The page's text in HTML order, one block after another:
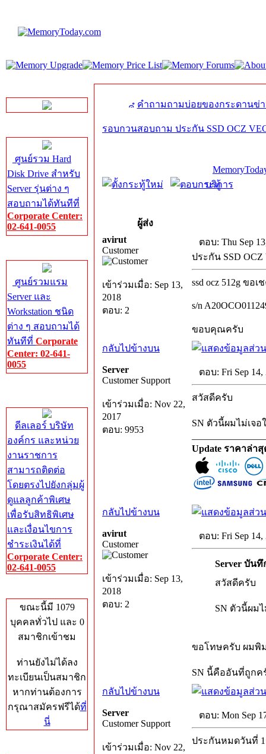
ศูนย์รวม Hard
Disk Drive สำหรับ
Server รุ่นต่าง ๆ
สอบถามได้ทันทีที่
Corporate Center:
02-641-0055
ศูนย์รวมแรม
Server และ
Workstation ชนิด
ต่าง ๆ สอบถามได้
ทันทีที่ Corporate
Center: 02-641-
0055
ดีลเลอร์ บริษัท
องค์กร และหน่วย
งานราชการ
สามารถติดต่อ
โดยตรงไปยังกลุ่มผู้
ดูแลลูกค้าพิเศษ
เพื่อรับสิทธิพิเศษ
และเงื่อนไขการ
ชำระเงินได้ที่
Corporate Center:
02-641-0055
ขณะนี้มี 1079
บุคคลทั่วไป และ 0
สมาชิกเข้าชม
ท่านยังไม่ได้ลง
ทะเบียนเป็นสมาชิก
หากท่านต้องการ
กรุณาสมัครฟรีได้ที่
นี่
คำถามถามบ่อยของกระดานข่
รอบกวนสอบถาม ประกัน SSD OCZ
บริการ
ผู้ส่ง
avirut
Customer
เข้าร่วมเมื่อ: Sep 13,
2018
ตอบ: 2
ตอบ: Thu Sep
ประกัน SSD OCZ
ssd ocz 512g ขอ
s/n
ขอบคุณครับ
กลับไปข้างบน
Server
Customer Support
เข้าร่วมเมื่อ: Nov 22,
2017
ตอบ: 9953
ตอบ: Fri Sep 14,
สวัสดีครับ
SN ตัวนี้ผมไม่เจ
Update ราคาล่า
กลับไปข้างบน
avirut
Customer
เข้าร่วมเมื่อ: Sep 13,
2018
ตอบ: 2
ตอบ: Fri Sep 14,
Server บันทึ
สวัสดีครับ
SN ตัวนี้ผม
ขอโทษครับ ผมพิ
SN นี้คืออันที่ถูกครั
กลับไปข้างบน
Server
Customer Support
เข้าร่วมเมื่อ: Nov 22,
ตอบ: Mon Sep
ประกันหมดวันที่